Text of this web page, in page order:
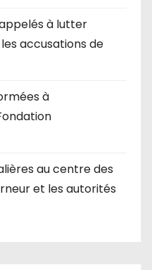
à lutter
accusations de
à
au centre des
et les autorités